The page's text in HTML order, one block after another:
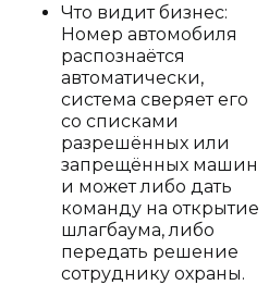
Что видит бизнес:
Номер автомобиля
распознаётся
автоматически,
система сверяет его
со списками
разрешённых или
запрещённых машин
и может либо дать
команду на открытие
шлагбаума, либо
передать решение
сотруднику охраны.